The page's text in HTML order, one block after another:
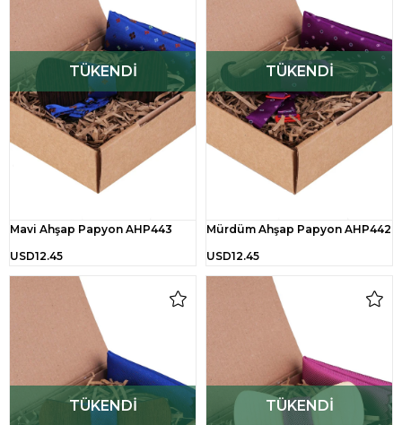
TÜKENDI
Mavi Ahşap Papyon AHP443
USD12.45
TÜKENDI
Mürdüm Ahşap Papyon AHP442
USD12.45
TÜKENDI TÜKENDI